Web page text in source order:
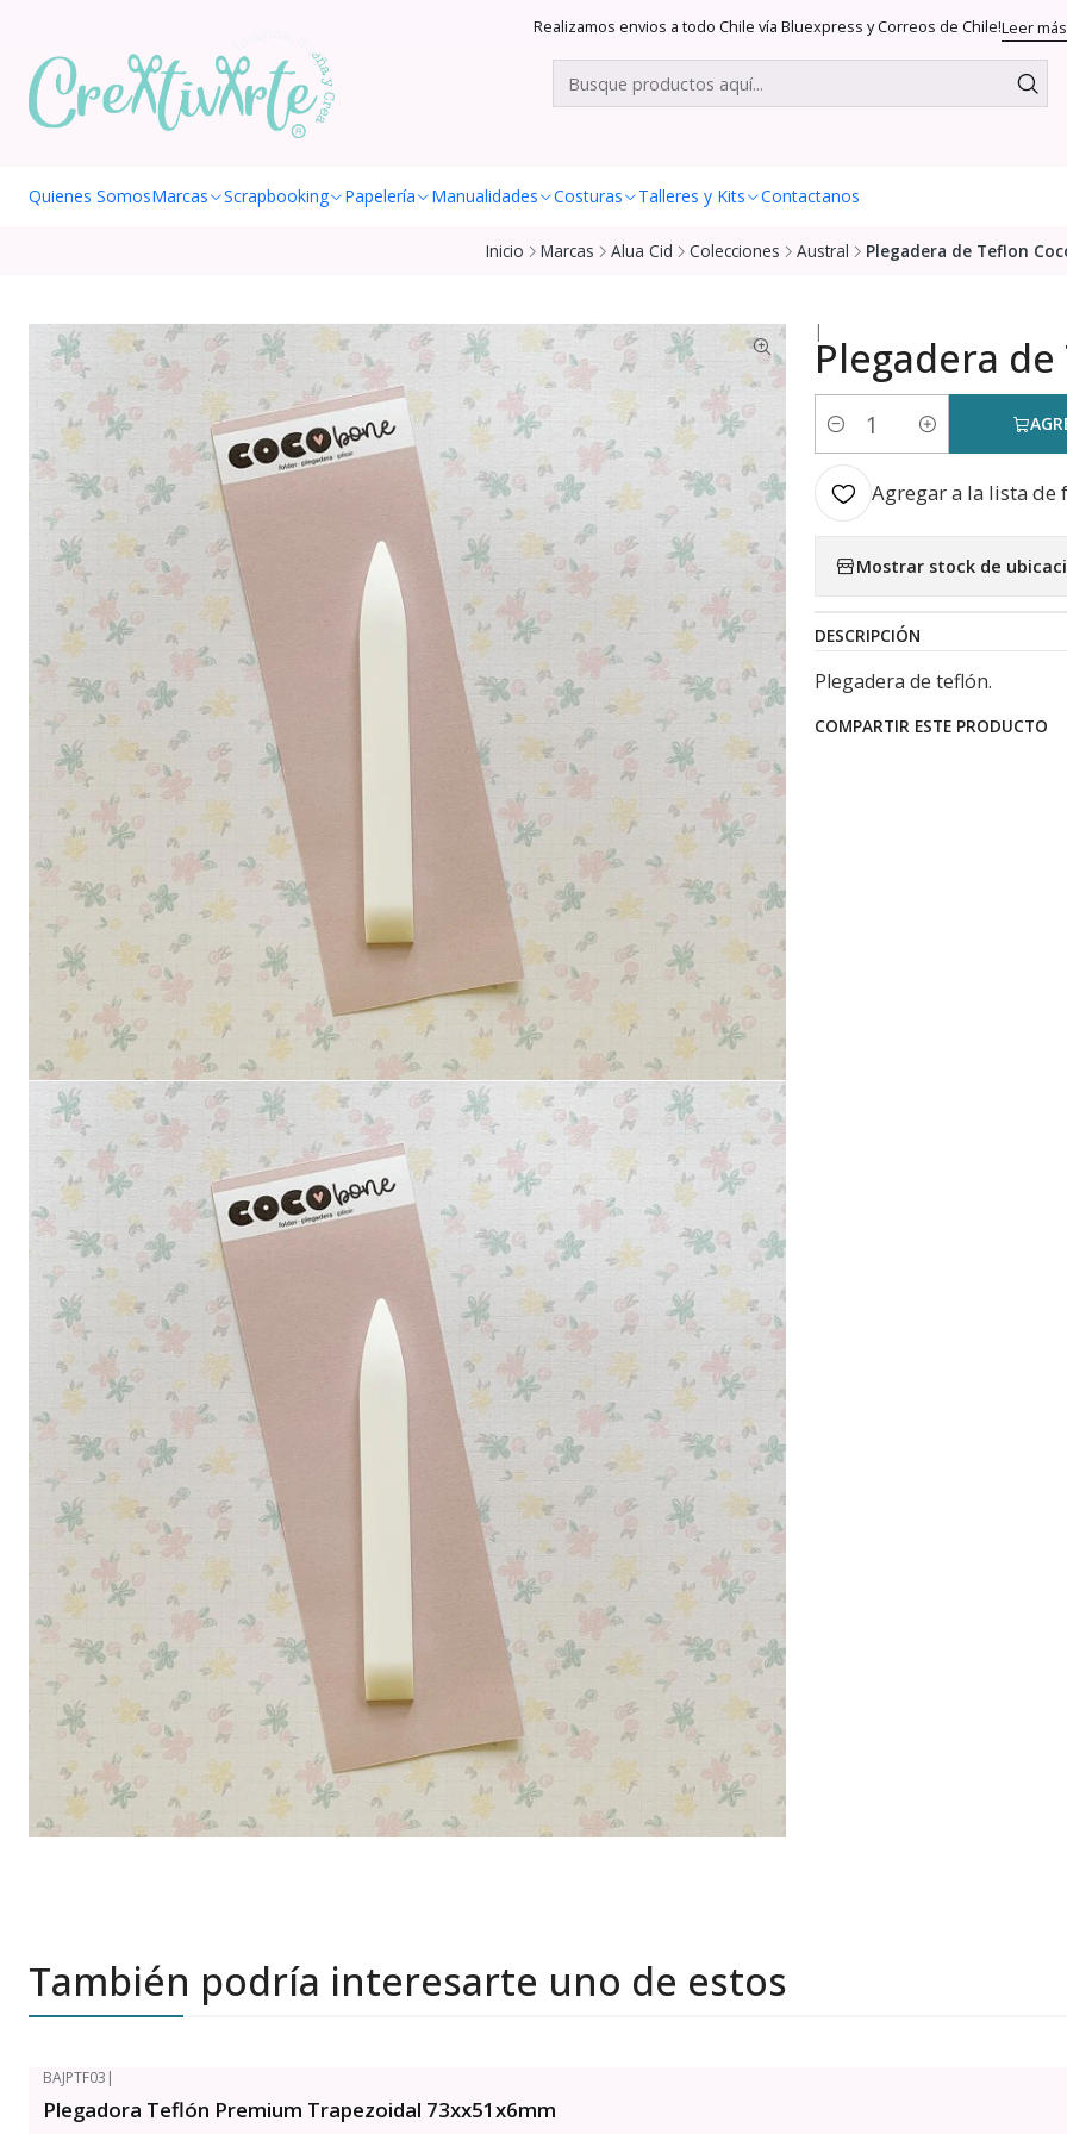
Quienes SomosMarcas Scrapbooking Papelería Manualidades Costuras Talleres y Kits Contactanos
Realizamos envios a todo Chile vía Bluexpress y Correos de Chile!Leer más
Inicio Marcas Alua Cid Colecciones Austral Plegadera de Teflon
|
Plegadera
Cantidad
Agregar a la lista de
Mostrar stock de
DESCRIPCIÓN
Plegadera de teflón.
COMPARTIR ESTE PRODUCTO
También podría interesarte uno de estos
BAJPTF03 |
Plegadora Teflón Premium Trapezoidal 73xx51x6mm